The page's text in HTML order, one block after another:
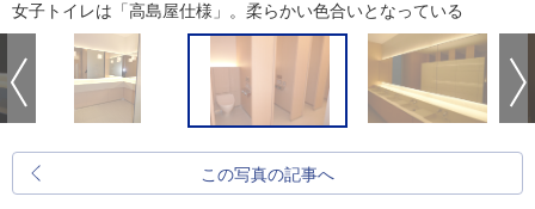
女子トイレは「高島屋仕様」。柔らかい色合いとなっている
この写真の記事へ